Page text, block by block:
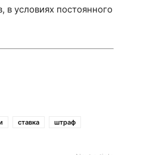
условиях постоянного
ставка штраф